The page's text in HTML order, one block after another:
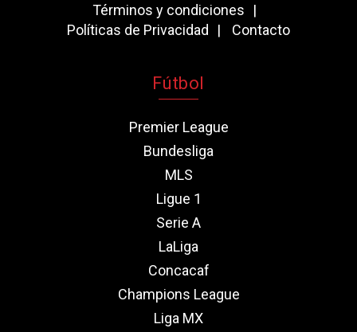
Términos y condiciones
Políticas de Privacidad
Contacto
Fútbol
Premier League
Bundesliga
MLS
Ligue 1
Serie A
LaLiga
Concacaf
Champions League
Liga MX